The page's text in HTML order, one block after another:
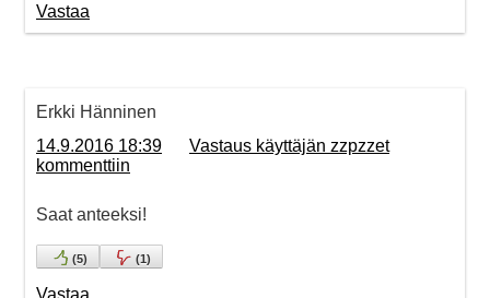
Vastaa
Erkki Hänninen
14.9.2016 18:39
Vastaus käyttäjän zzpzzet
kommenttiin
Saat anteeksi!
(5) (1)
Vastaa